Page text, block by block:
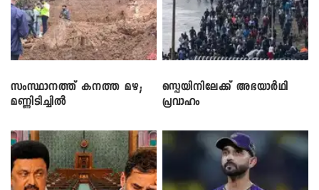
സംസ്ഥാനത്ത് കനത്ത മഴ;
മണ്ണിടിച്ചിൽ
സ്പെയിനിലേക്ക് അഭയാർഥി
പ്രവാഹം